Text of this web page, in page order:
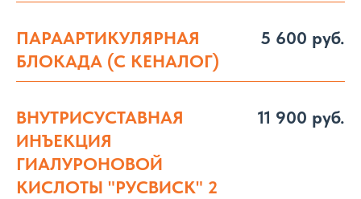
ПАРААРТИКУЛЯРНАЯ
БЛОКАДА (С КЕНАЛОГ)
5 600 руб.
ВНУТРИСУСТАВНАЯ
ИНЪЕКЦИЯ
ГИАЛУРОНОВОЙ
КИСЛОТЫ "РУСВИСК" 2
11 900 руб.